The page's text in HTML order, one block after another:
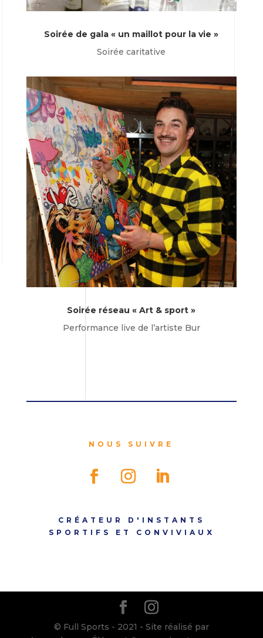
Soirée de gala « un maillot pour la vie »
Soirée caritative
Soirée réseau « Art & sport »
Performance live de l’artiste Bur
NOUS SUIVRE
CRÉATEUR D'INSTANTS
SPORTIFS ET CONVIVIAUX
© Full Sports - 2021 - Site réalisé par